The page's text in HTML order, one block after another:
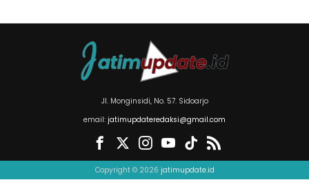
Jl. Monginsidi, No. 57. Sidoarjo
email: jatimupdateredaksi@gmail.com
Copyright © 2026 jatimupdate.id